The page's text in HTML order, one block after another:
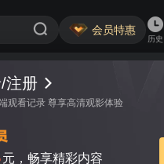
会员特惠
历史
注册
观看记录 尊享高清观影体验
元，畅享精彩内容
讨论
神杯